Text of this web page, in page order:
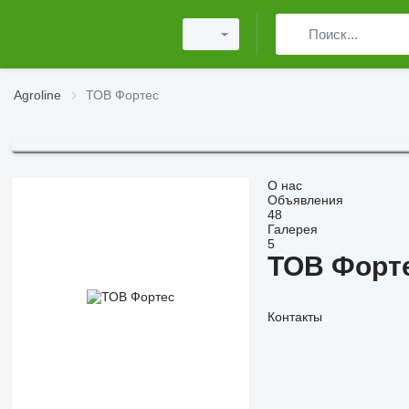
Agroline ТОВ Фортес
О нас
Объявления
48
Галерея
5
ТОВ
Контакты